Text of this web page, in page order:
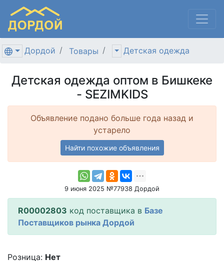
Дордой Товары Детская одежда
Детская одежда оптом в Бишкеке
- SEZIMKIDS
Объявление подано больше года назад и
устарело
Найти похожие объявления
9 июня 2025 №77938 Дордой
R00002803 код поставщика в Базе
Поставщиков рынка Дордой
Розница: Нет